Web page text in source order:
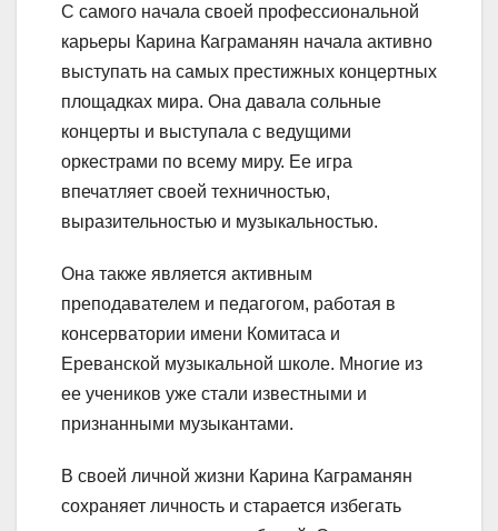
С самого начала своей профессиональной
карьеры Карина Каграманян начала активно
выступать на самых престижных концертных
площадках мира. Она давала сольные
концерты и выступала с ведущими
оркестрами по всему миру. Ее игра
впечатляет своей техничностью,
выразительностью и музыкальностью.
Она также является активным
преподавателем и педагогом, работая в
консерватории имени Комитаса и
Ереванской музыкальной школе. Многие из
ее учеников уже стали известными и
признанными музыкантами.
В своей личной жизни Карина Каграманян
сохраняет личность и старается избегать